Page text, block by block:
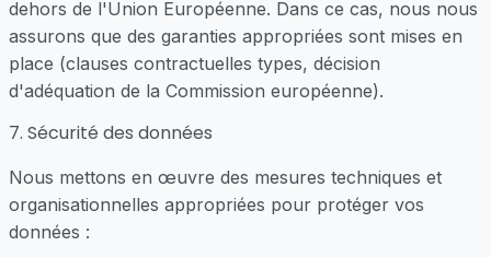
dehors de l'Union Européenne. Dans ce cas, nous nous
assurons que des garanties appropriées sont mises en
place (clauses contractuelles types, décision
d'adéquation de la Commission européenne).
7. Sécurité des données
Nous mettons en œuvre des mesures techniques et
organisationnelles appropriées pour protéger vos
données :